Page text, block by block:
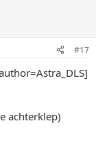
#17
achterklep)